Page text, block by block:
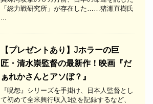
「総力戦研究所」が存在した……猪瀬直樹氏
【プレゼントあり】Jホラーの巨
匠・清水崇監督の最新作！映画『だ
ぁれかさんとアソぼ？』
『呪怨』シリーズを手掛け、日本人監督とし
て初めて全米興行収入1位を記録するなど、